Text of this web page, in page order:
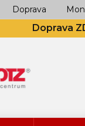
Doprava
Doprava